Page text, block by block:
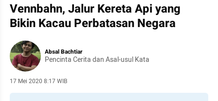
Vennbahn, Jalur Kereta Api yang
Bikin Kacau Perbatasan Negara
Absal Bachtiar
Pencinta Cerita dan Asal-usul Kata
17 Mei 2020 8:17 WIB